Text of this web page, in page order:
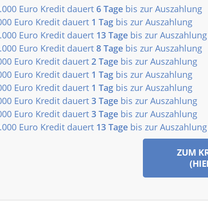
Euro Kredit dauert 6 Tagebis zur Auszahlung
Euro Kredit dauert 1 Tagbis zur Auszahlung
Euro Kredit dauert 13 Tagebis zur Auszahlung
Euro Kredit dauert 8 Tagebis zur Auszahlung
Euro Kredit dauert 2 Tagebis zur Auszahlung
Euro Kredit dauert 1 Tagbis zur Auszahlung
Euro Kredit dauert 1 Tagbis zur Auszahlung
Euro Kredit dauert 3 Tagebis zur Auszahlung
Euro Kredit dauert 3 Tagebis zur Auszahlung
Euro Kredit dauert 13 Tagebis zur Auszahlung
ZUM